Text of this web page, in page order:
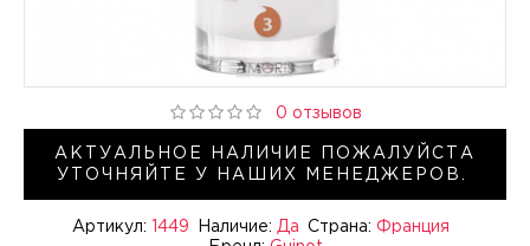
АКТУАЛЬНОЕ НАЛИЧИЕ ПОЖАЛУЙСТА
УТОЧНЯЙТЕ У НАШИХ МЕНЕДЖЕРОВ.
Артикул: 1449 Наличие: Да Страна: Франция
0 отзывов